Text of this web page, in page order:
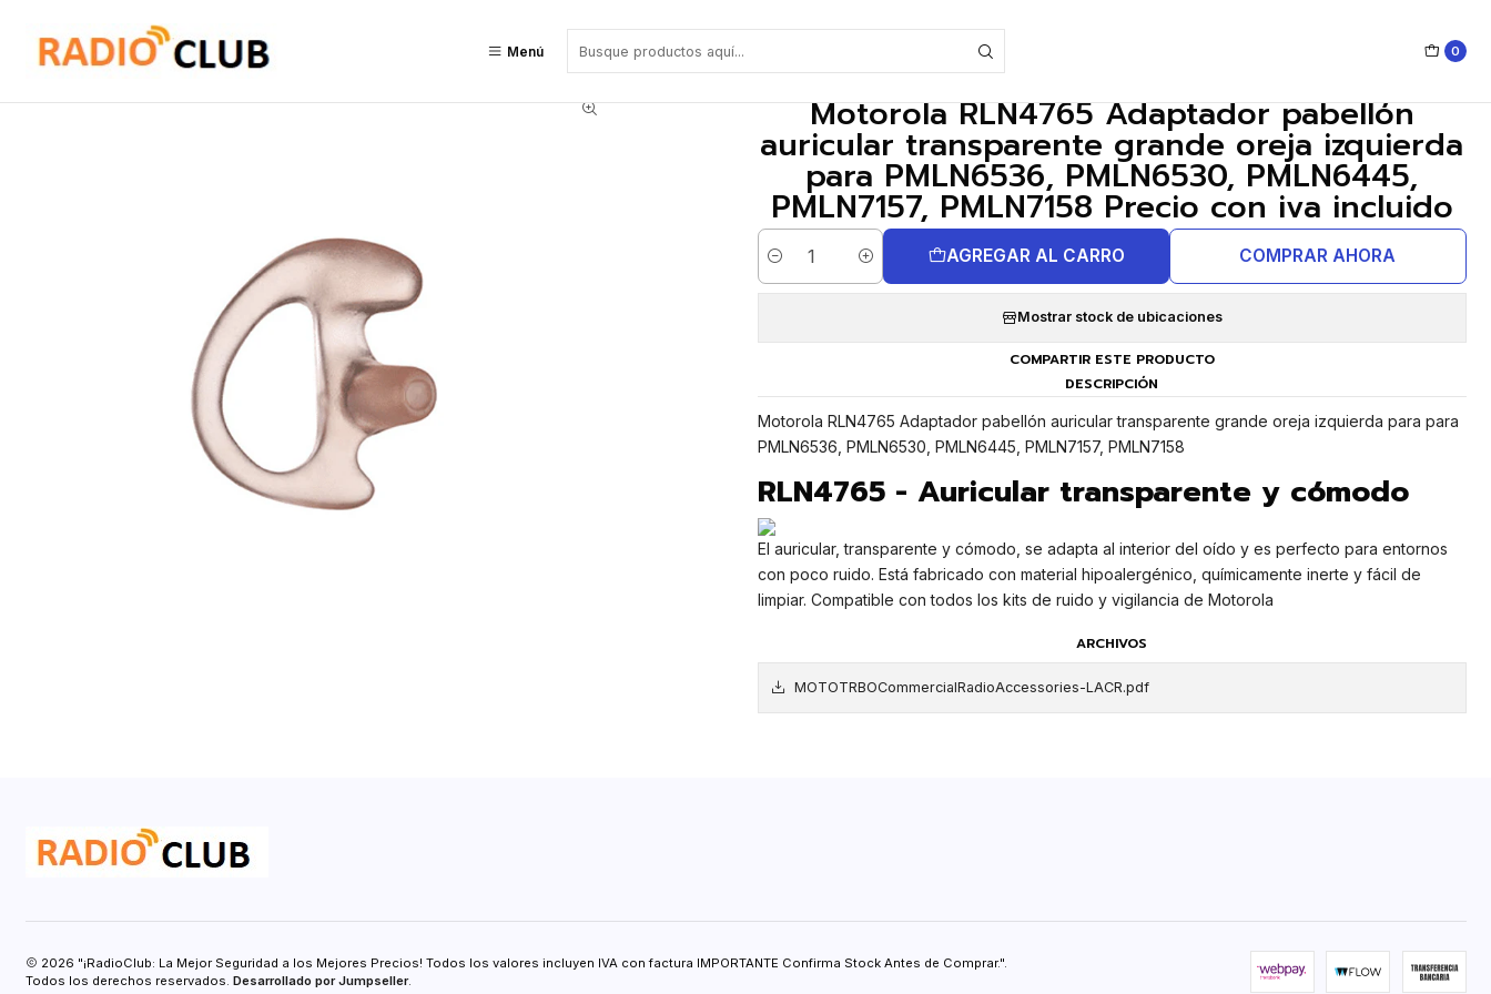
Menú 0
Motorola RLN4765 Adaptador pabellón auricular transparente grande oreja izquierda para PMLN6536, PMLN6530, PMLN6445, PMLN7157, PMLN7158 Precio con iva incluido
Motorola RLN4765 Adaptador pabellón
auricular transparente grande oreja izquierda
para PMLN6536, PMLN6530, PMLN6445,
PMLN7157, PMLN7158 Precio con iva incluido
Cantidad
AGREGAR AL CARRO COMPRAR AHORA
Mostrar stock de ubicaciones
COMPARTIR ESTE PRODUCTO
DESCRIPCIÓN
Motorola RLN4765 Adaptador pabellón auricular transparente grande oreja izquierda para para
PMLN6536, PMLN6530, PMLN6445, PMLN7157, PMLN7158
RLN4765 - Auricular transparente y cómodo
El auricular, transparente y cómodo, se adapta al interior del oído y es perfecto para entornos
con poco ruido. Está fabricado con material hipoalergénico, químicamente inerte y fácil de
limpiar. Compatible con todos los kits de ruido y vigilancia de Motorola
ARCHIVOS
MOTOTRBOCommercialRadioAccessories-LACR.pdf
2026 "¡RadioClub: La Mejor Seguridad a los Mejores Precios! Todos los valores incluyen IVA con factura IMPORTANTE Confirma Stock Antes de Comprar.".
Todos los derechos reservados. Desarrollado por Jumpseller.